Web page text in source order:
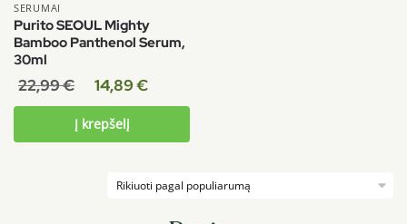
SERUMAI
Purito SEOUL Mighty
Bamboo Panthenol Serum,
30ml
22,99€ 14,89€
Į krepšelį